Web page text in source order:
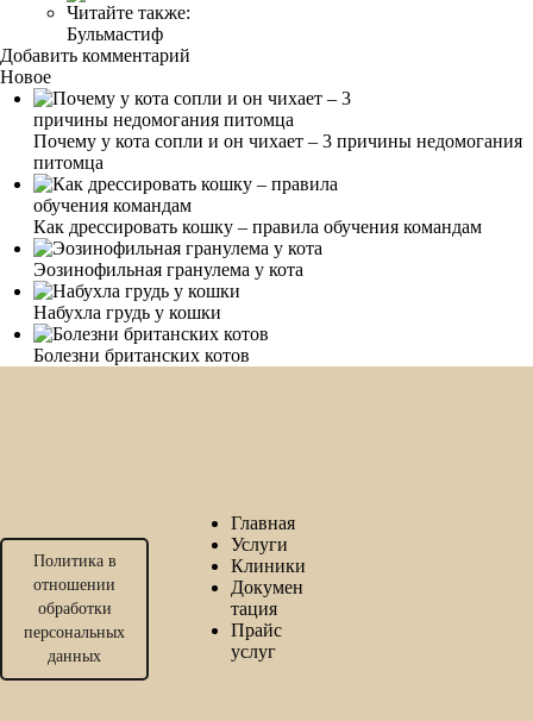
Читайте также:
Бульмастиф
Добавить комментарий
Новое
Почему у кота сопли и он чихает – 3 причины недомогания
питомца
Как дрессировать кошку – правила обучения командам
Эозинофильная гранулема у кота
Набухла грудь у кошки
Болезни британских котов
Политика в
отношении
обработки
персональных
данных
Главная
Услуги
Клиники
Докумен
тация
Прайс
услуг